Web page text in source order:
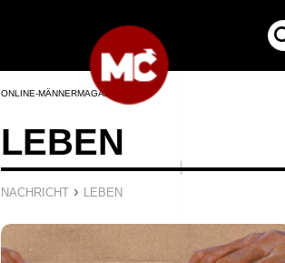
ONLINE-MÄNNERMAGAZIN
LEBEN
NACHRICHT › LEBEN